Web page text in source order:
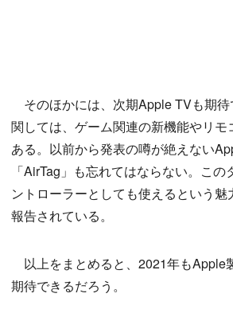
そのほかには、次期Apple TVも期
関しては、ゲーム関連の新機能やリ
ある。以前から発表の噂が絶えない
「AirTag」も忘れてはならない。この
ントローラーとしても使えるという魅
報告されている。
以上をまとめると、2021年もApple
期待できるだろう。